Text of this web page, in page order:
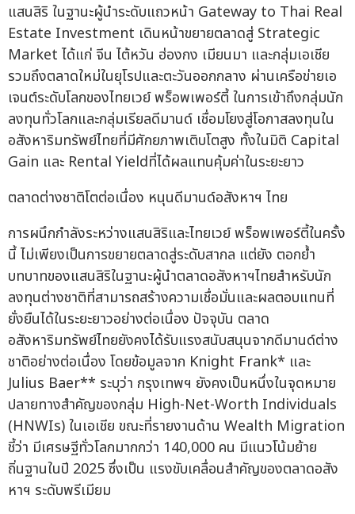
แสนสิริ ในฐานะผู้นำระดับแถวหน้า Gateway to Thai Real
Estate Investment เดินหน้าขยายตลาดสู่ Strategic
Market ได้แก่ จีน ไต้หวัน ฮ่องกง เมียนมา และกลุ่มเอเชีย
รวมถึงตลาดใหม่ในยุโรปและตะวันออกกลาง ผ่านเครือข่ายเอ
เจนต์ระดับโลกของไทยเวย์ พร็อพเพอร์ตี้ ในการเข้าถึงกลุ่มนัก
ลงทุนทั่วโลกและกลุ่มเรียลดีมานด์ เชื่อมโยงสู่โอกาสลงทุนใน
อสังหาริมทรัพย์ไทยที่มีศักยภาพเติบโตสูง ทั้งในมิติ Capital
Gain และ Rental Yieldที่ได้ผลแทนคุ้มค่าในระยะยาว
ตลาดต่างชาติโตต่อเนื่อง หนุนดีมานด์อสังหาฯ ไทย
การผนึกกำลังระหว่างแสนสิริและไทยเวย์ พร็อพเพอร์ตี้ในครั้ง
นี้ ไม่เพียงเป็นการขยายตลาดสู่ระดับสากล แต่ยัง ตอกย้ำ
บทบาทของแสนสิริในฐานะผู้นำตลาดอสังหาฯไทยสำหรับนัก
ลงทุนต่างชาติที่สามารถสร้างความเชื่อมั่นและผลตอบแทนที่
ยั่งยืนได้ในระยะยาวอย่างต่อเนื่อง ปัจจุบัน ตลาด
อสังหาริมทรัพย์ไทยยังคงได้รับแรงสนับสนุนจากดีมานด์ต่าง
ชาติอย่างต่อเนื่อง โดยข้อมูลจาก Knight Frank* และ
Julius Baer** ระบุว่า กรุงเทพฯ ยังคงเป็นหนึ่งในจุดหมาย
ปลายทางสำคัญของกลุ่ม High-Net-Worth Individuals
(HNWIs) ในเอเชีย ขณะที่รายงานด้าน Wealth Migration
ชี้ว่า มีเศรษฐีทั่วโลกมากกว่า 140,000 คน มีแนวโน้มย้าย
ถิ่นฐานในปี 2025 ซึ่งเป็น แรงขับเคลื่อนสำคัญของตลาดอสัง
หาฯ ระดับพรีเมียม